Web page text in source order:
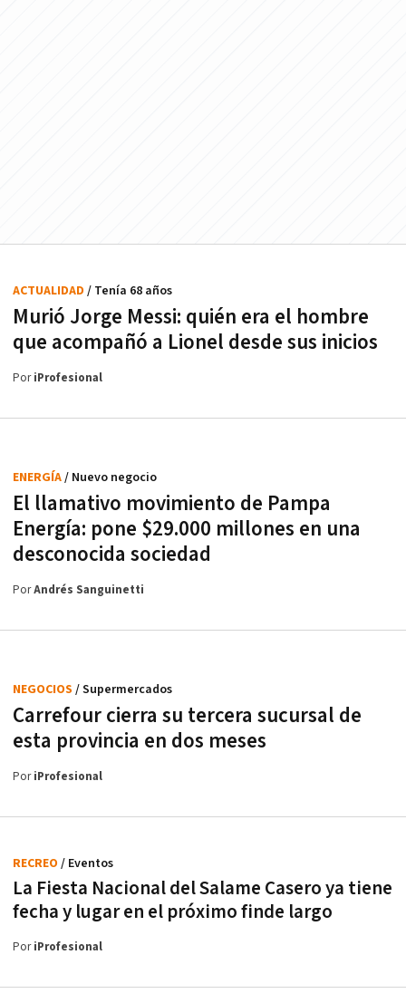
Murió Jorge Messi: quién era el hombre
que acompañó a Lionel desde sus inicios
ACTUALIDAD / Tenía 68 años
PoriProfesional
El llamativo movimiento de Pampa
Energía: pone $29.000 millones en una
desconocida sociedad
ENERGÍA/ Nuevo negocio
PorAndrés Sanguinetti
Carrefour cierra su tercera sucursal de
esta provincia en dos meses
NEGOCIOS / Supermercados
PoriProfesional
La Fiesta Nacional del Salame Casero ya tiene
fecha y lugar en el próximo finde largo
RECREO / Eventos
PoriProfesional